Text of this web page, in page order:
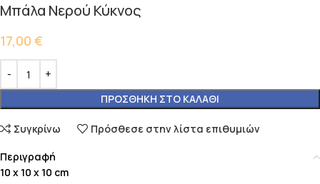
Μπάλα Νερού Κύκνος
17,00 €
ΠΡΟΣΘΉΚΗ ΣΤΟ ΚΑΛΆΘΙ
Συγκρίνω Πρόσθεσε στην λίστα επιθυμιών
Περιγραφή
10 x 10 x 10 cm